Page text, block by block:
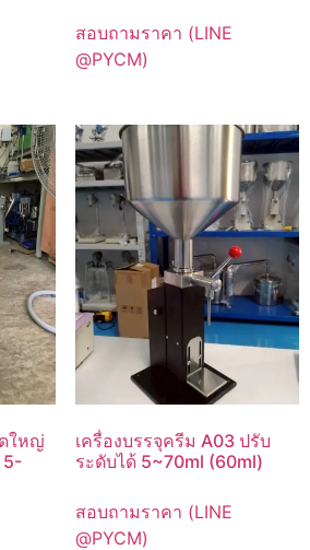
สอบถามราคา (LINE
@PYCM)
ใหญ่
5-
เครื่องบรรจุครีม A03 ปรับ
ระดับได้ 5~70ml (60ml)
สอบถามราคา (LINE
@PYCM)